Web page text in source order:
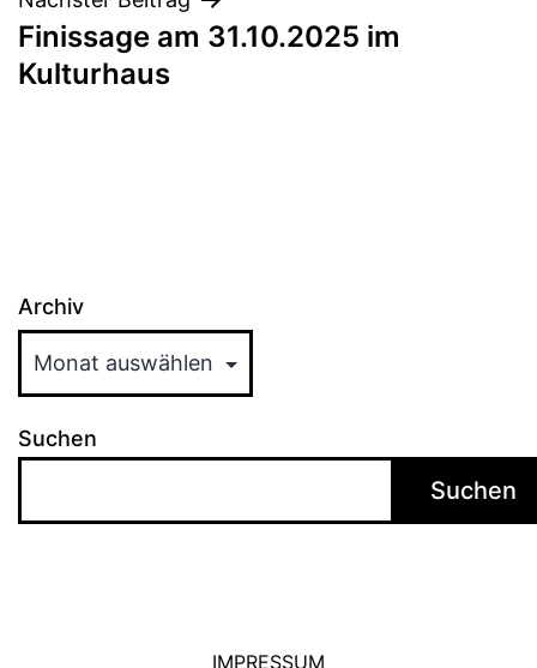
Finissage am 31.10.2025 im
Kulturhaus
Archiv
Suchen
Suchen
IMPRESSUM